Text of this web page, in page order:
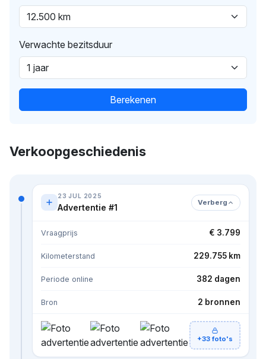
Verwachte bezitsduur
Berekenen
Verkoopgeschiedenis
23 JUL 2025
Advertentie #1 Verberg
Vraagprijs € 3.799
Kilometerstand 229.755 km
Periode online 382 dagen
Bron 2 bronnen
+33 foto's